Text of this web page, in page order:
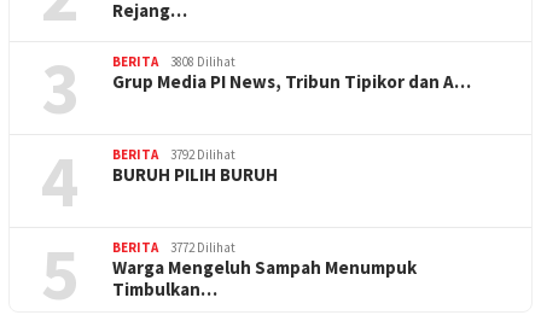
Rejang…
3 BERITA 3808 Dilihat
Grup Media PI News, Tribun Tipikor dan A…
4 BERITA 3792 Dilihat
BURUH PILIH BURUH
5 BERITA 3772 Dilihat
Warga Mengeluh Sampah Menumpuk
Timbulkan…